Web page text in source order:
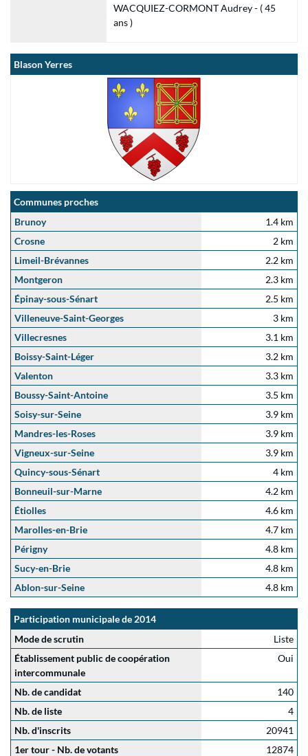
WACQUIEZ-CORMONT Audrey - ( 45
ans )
Blason Yerres
Communes proches
Brunoy
1.4 km
Crosne
2 km
Limeil-Brévannes
2.2 km
Montgeron
2.3 km
Épinay-sous-Sénart
2.5 km
Villeneuve-Saint-Georges
3 km
Villecresnes
3.1 km
Boissy-Saint-Léger
3.2 km
Valenton
3.3 km
Boussy-Saint-Antoine
3.5 km
Soisy-sur-Seine
3.9 km
Mandres-les-Roses
3.9 km
Vigneux-sur-Seine
3.9 km
Quincy-sous-Sénart
4 km
Bonneuil-sur-Marne
4.2 km
Étiolles
4.6 km
Marolles-en-Brie
4.7 km
Périgny
4.8 km
Sucy-en-Brie
4.8 km
Ablon-sur-Seine
4.8 km
Participation municipale de 2014
Mode de scrutin
Liste
Établissement public de coopération
intercommunale
Oui
Nb. de candidat
140
Nb. de liste
4
Nb. d'inscrits
20941
1er tour - Nb. de votants
12874